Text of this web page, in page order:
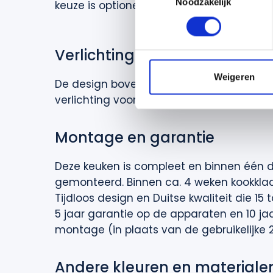
toestemming op elk
websiteverkeer te
media, adverteren en
Weigeren
keuze is optioneel.
Verlichting
De design bovenklepkasten worden
verlichting voor optimaal werkcomfort.
Montage en garantie
Deze keuken is compleet en binnen één
gemonteerd. Binnen ca. 4 weken
Tijdloos design en Duitse kwaliteit die
5 jaar garantie op de apparaten en 10
montage (in plaats van de gebruikelijke
Andere kleuren en